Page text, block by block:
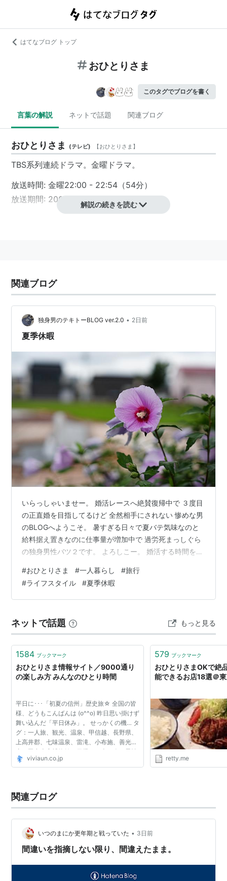
はてなブログ トップ
おひとりさま
このタグでブログを書く
言葉の解説 ネットで話題 関連ブログ
おひとりさま (テレビ) 【おひとりさま 】
TBS系列連続ドラマ。金曜ドラマ。
放送時間: 金曜22:00 - 22:54（54分）
放送期間: 2009年10月16日 - 2009年12月
青木ちひろ（28)・・・
矢野冴子（29） ・・・酒井若菜
田島淑恵（45）・・・真矢みき
井上浩文（50)・・・
松村由紀（27） ・・・
佐々木麻衣（28）・・・北川弘美
菊池理香（17） ・・・
石井美絵子
三枝みなみ（17）・・・大谷澪
宮本絵梨（17）・・・小林さり
スタッフ
脚本：尾崎将也
プロデューサー：正木敦（TBS）、遠田孝一
演出：植田尚 、 韓哲
製作：MMJ・TBS
おひとりさま 【 おひとりさま
『「個」の確立ができている大人の女性』といった意味
で2000年前後に広まった言葉。
女性の生き方としての文脈の他に、外食・旅行・美容な
どの業界におけるマーケット開拓としての文脈で語られ
ている。
解説の続きを読む
関連ブログ
独身男のテキトーBLOG ver.2.0 • 2日前
夏季休暇
いらっしゃいませー。 婚活レースへ絶賛復帰中で ３度目
の正直婚を目指してるけど 全然相手にされない 惨めな男
のBLOGへようこそ。 暑すぎる日々で夏バテ気味なのと
給料据え置きなのに仕事量が増加中で 過労死まっしぐら
の独身男性バツ２です。 よろしこー。 婚活する時間をく
す。 現実世界から逃れ旅に出る予定です。 THE9連休デ
ス。 夏季休暇中に出逢いがあるかも〜。 ウキウキワクワ
クの一人旅だぜーーー。 ヤッホー 癒しのグルメツアーに
ほんブログ村
#おひとりさま #一人暮らし #旅行
#ライフスタイル #夏季休暇
ネットで話題 もっと見る
1584 ブックマーク
おひとりさま情報サイト／9000通り
の楽しみ方 みんなのひとり時間
平日に･･･「初夏の信州」歴史旅☆ 全国の皆
様、どうもこんばんは (o^^o) 昨日思い掛けず
舞い込んだ「平日休み」。 せっかくの機… タ
グ：一人旅、観光、温泉、甲信越、長野県、
上高井郡、七味温泉、雷滝、小布施、善光
寺、田中本家博物館、日帰り、車、春、男性
viviaun.co.jp
579 ブックマーク
おひとりさまOKで絶
能できるお店18選＠
retty.me
関連ブログ
いつのまにか更年期と戦っていた • 3日前
間違いを指摘しない限り、間違えたまま。